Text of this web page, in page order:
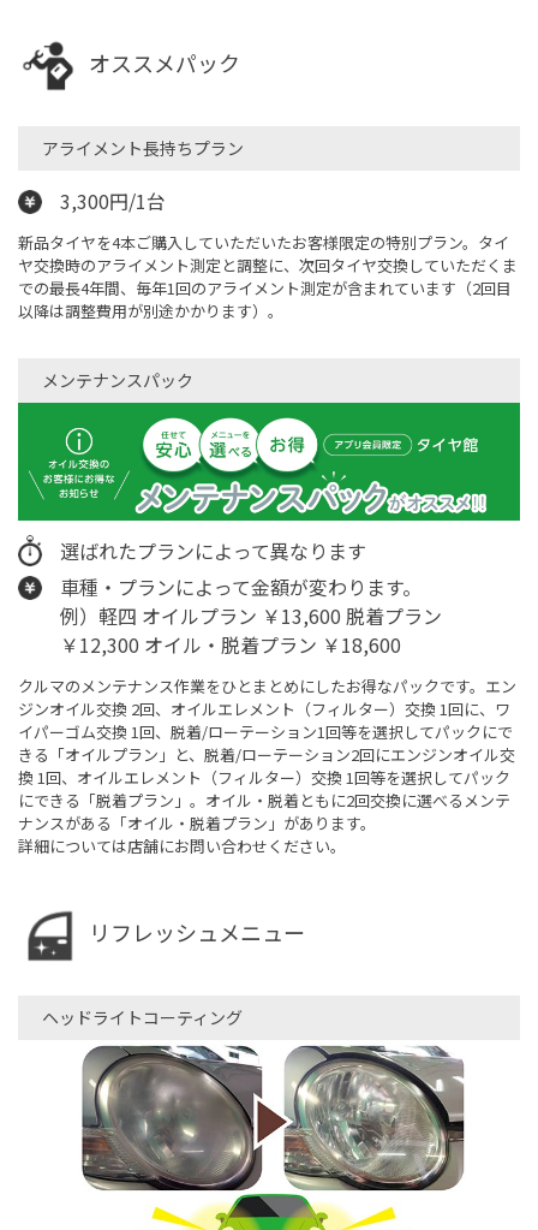
オススメパック
アライメント長持ちプラン
3,300円/1台
新品タイヤを4本ご購入していただいたお客様限定の特別プラン。タイ
ヤ交換時のアライメント測定と調整に、次回タイヤ交換していただくま
での最長4年間、毎年1回のアライメント測定が含まれています（2回目
以降は調整費用が別途かかります）。
メンテナンスパック
選ばれたプランによって異なります
車種・プランによって金額が変わります。
例）軽四 オイルプラン ￥13,600 脱着プラン
￥12,300 オイル・脱着プラン ￥18,600
クルマのメンテナンス作業をひとまとめにしたお得なパックです。エン
ジンオイル交換 2回、オイルエレメント（フィルター）交換 1回に、ワ
イパーゴム交換 1回、脱着/ローテーション1回等を選択してパックにで
きる「オイルプラン」と、脱着/ローテーション2回にエンジンオイル交
換 1回、オイルエレメント（フィルター）交換 1回等を選択してパック
にできる「脱着プラン」。オイル・脱着ともに2回交換に選べるメンテ
ナンスがある「オイル・脱着プラン」があります。
詳細については店舗にお問い合わせください。
リフレッシュメニュー
ヘッドライトコーティング